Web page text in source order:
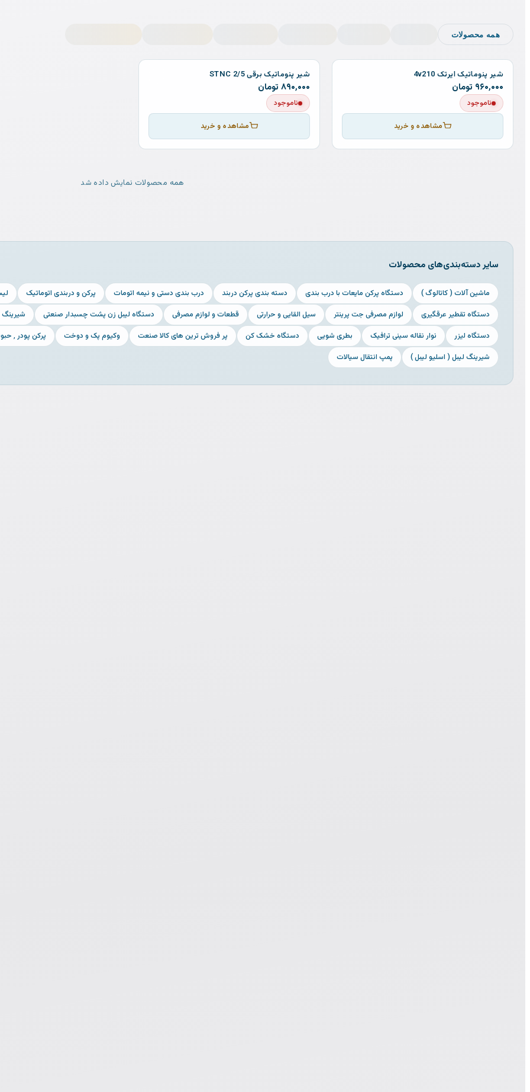
همه محصولات
شیر پنوماتیک ایرتک 4v210
۹۶۰٬۰۰۰ تومان
ناموجود
مشاهده و خرید
شیر پنوماتیک برقی 2/5 STNC
۸۹۰٬۰۰۰ تومان
ناموجود
مشاهده و خرید
همه محصولات نمایش داده شد
سایر دسته‌بندی‌های محصولات
ماشین آلات ( کاتالوگ ) دستگاه پرکن مایعات با درب بندی دسته بندی پرکن دربند درب بندی دستی و نیمه اتومات پرکن و دربندی اتوماتیک
دستگاه تقطیر عرقگیری
لوازم مصرفی جت پرینتر سیل القایی و حرارتی قطعات و لوازم مصرفی دستگاه لیبل زن پشت چسبدار صنعتی
دستگاه لیزر
نوار نقاله سینی ترافیک بطری شویی دستگاه خشک کن پر فروش ترین های کالا صنعت وکیوم پک و دوخت پرکن پودر ٬ حبوبات و خشکبار
شیرینگ لیبل ( اسلیو لیبل )
پمپ انتقال سیالات